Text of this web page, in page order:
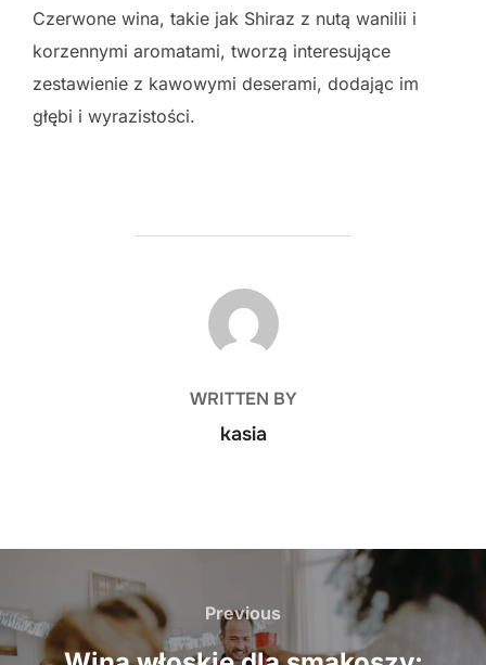
Czerwone wina, takie jak Shiraz z nutą wanilii i
korzennymi aromatami, tworzą interesujące
zestawienie z kawowymi deserami, dodając im
głębi i wyrazistości.
POST AUTHOR
WRITTEN BY
kasia
Nawigacja
wpisu
Previous
Previous